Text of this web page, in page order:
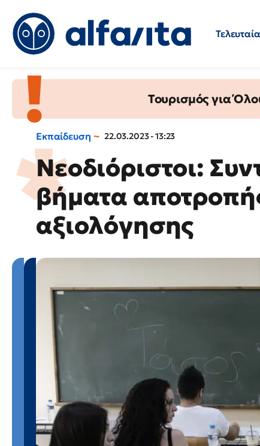
Τουρισμός για
Εκπαίδευση 22.03.2023 - 13:23
Νεοδιόριστοι:
βήματα
αξιολόγησης